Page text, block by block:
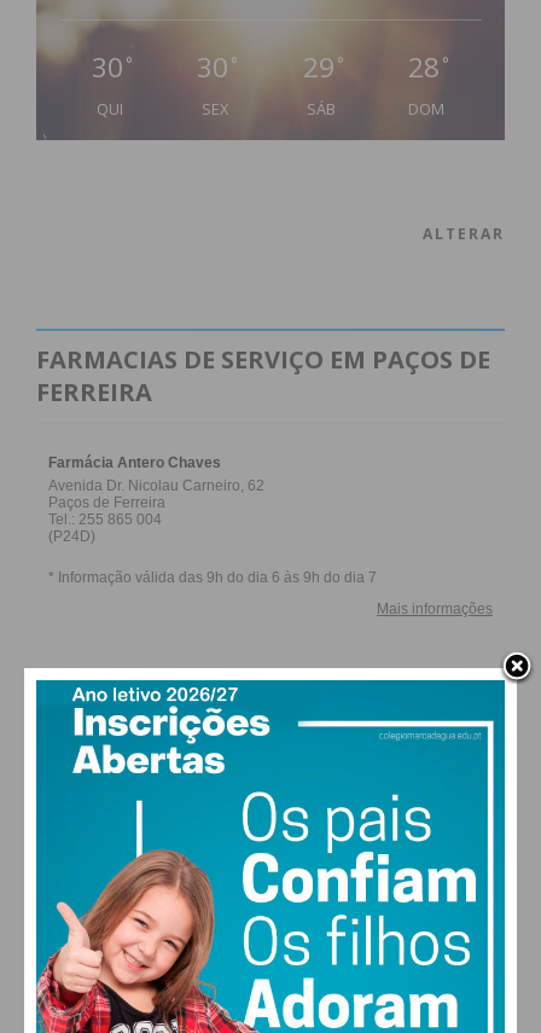
30 °
QUI
30 °
SEX
29 °
SÁB
28 °
DOM
ALTERAR
FARMACIAS DE SERVIÇO EM PAÇOS DE
FERREIRA
27,0k
0
Followers
578
Readers